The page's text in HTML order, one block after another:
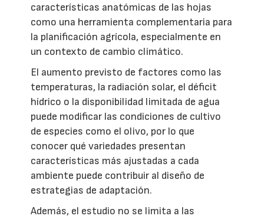
características anatómicas de las hojas
como una herramienta complementaria para
la planificación agrícola, especialmente en
un contexto de cambio climático.
El aumento previsto de factores como las
temperaturas, la radiación solar, el déficit
hídrico o la disponibilidad limitada de agua
puede modificar las condiciones de cultivo
de especies como el olivo, por lo que
conocer qué variedades presentan
características más ajustadas a cada
ambiente puede contribuir al diseño de
estrategias de adaptación.
Además, el estudio no se limita a las